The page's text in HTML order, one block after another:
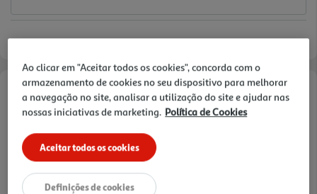
Informações de Marketing
Para bebés ativos, a Fralda Dodot Activity permite uma noite até
100% sem fugas e um ajuste confortável. Também inclui uma Stop
& Protect Pocket, absorção tripla e um ajuste completo e
suavidade. Com designs Patrulha Pata divertidos. Tão Tão Dodot.
Ao clicar em "Aceitar todos os cookies", concorda com o
armazenamento de cookies no seu dispositivo para melhorar
a navegação no site, analisar a utilização do site e ajudar nas
nossas iniciativas de marketing. Política de Cookies
Aceitar todos os cookies
Definições de cookies